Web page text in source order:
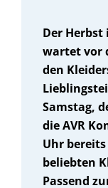
Der
wartet vor
den
Samstag,
die AVR
Uhr
beliebten
Passend